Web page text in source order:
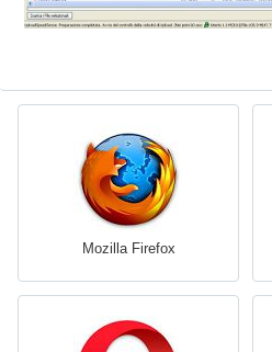
Mozilla Firefox